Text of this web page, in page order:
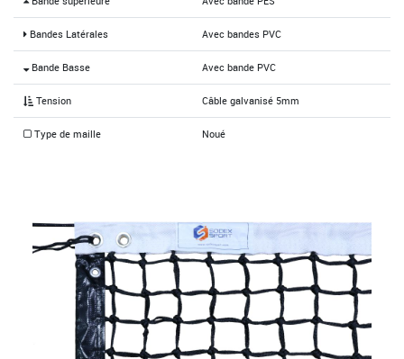
Bandes Latérales Avec bandes PVC
Bande Basse Avec bande PVC
Tension Câble galvanisé 5mm
Type de maille Noué